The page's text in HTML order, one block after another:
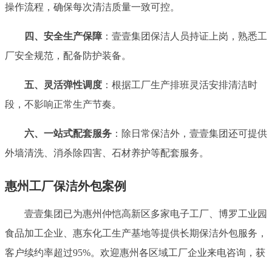
操作流程，确保每次清洁质量一致可控。
四、安全生产保障 ：壹壹集团保洁人员持证上岗，熟悉工
厂安全规范，配备防护装备。
五、灵活弹性调度 ：根据工厂生产排班灵活安排清洁时
段，不影响正常生产节奏。
六、一站式配套服务 ：除日常保洁外，壹壹集团还可提供
外墙清洗、消杀除四害、石材养护等配套服务。
惠州工厂保洁外包案例
壹壹集团已为惠州仲恺高新区多家电子工厂、博罗工业园
食品加工企业、惠东化工生产基地等提供长期保洁外包服务，
客户续约率超过95%。欢迎惠州各区域工厂企业来电咨询，获